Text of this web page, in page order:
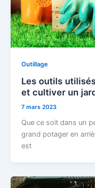
Outillage
Les outils
et cultiver un
7 mars 2023
Que ce soit dans un
grand potager en
est